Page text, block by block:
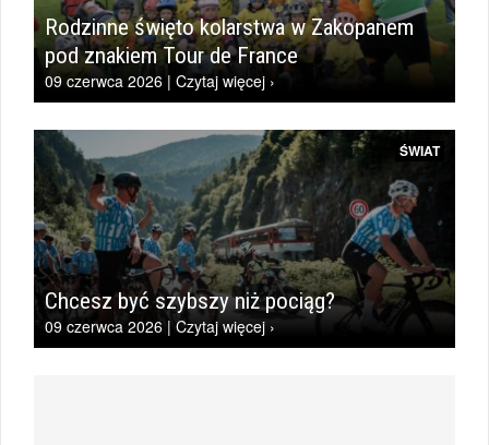
Rodzinne święto kolarstwa w Zakopanem
pod znakiem Tour de France
09 czerwca 2026 | Czytaj więcej ›
ŚWIAT
Chcesz być szybszy niż pociąg?
09 czerwca 2026 | Czytaj więcej ›